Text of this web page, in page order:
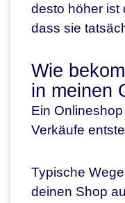
desto höher ist
dass sie
Wie
in meinen
Ein
Verkäufe
Typische
deinen Shop